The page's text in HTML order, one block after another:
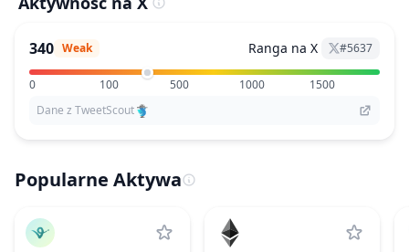
340 Weak Ranga na X #5637
0 100 500 1000
1500
Dane z TweetScout
Popularne Aktywa